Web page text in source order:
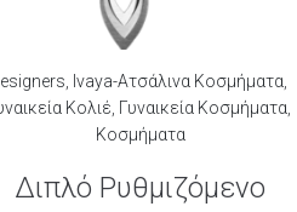
Ivaya-Ατσάλινα Κοσμήματα
Κολιέ Γυναικεία Κοσμήματα
Κοσμήματα
Διπλό Ρυθμιζόμενο